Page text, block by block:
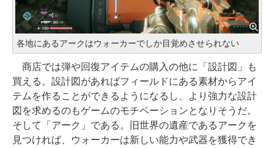
各地にあるアークはウォーカーでしか目覚めさせられない
商店では弾や回復アイテムの購入の他に「設計図」も
買える。設計図があればフィールドにある素材からアイ
テムを作ることができるようになるし、より強力な設計
図を求めるのもゲームのモチベーションとなりそうだ。
そして「アーク」である。旧世界の遺産であるアークを
見つければ、ウォーカーは新しい能力や武器を獲得でき